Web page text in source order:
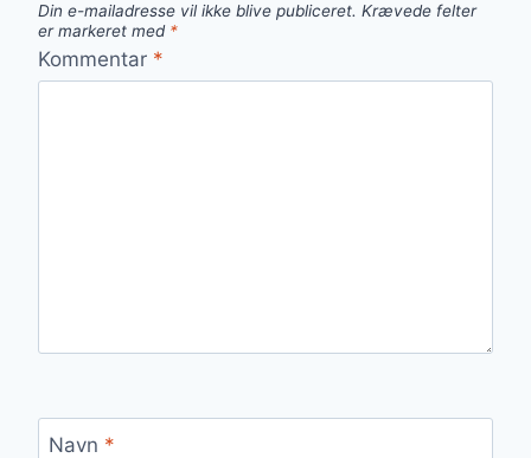
Din e-mailadresse vil ikke blive publiceret. Krævede felter
er markeret med *
Kommentar *
Navn *